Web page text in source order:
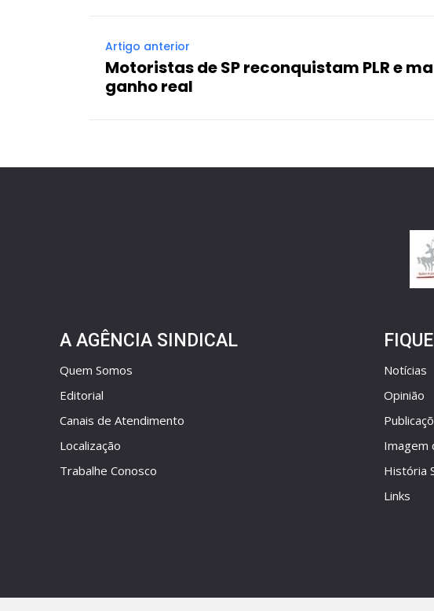
Artigo anterior
Motoristas de SP reconquistam PLR e
ganho real
A AGÊNCIA SINDICAL
Quem Somos
Editorial
Canais de Atendimento
Localização
Trabalhe Conosco
Notícias
Opinião
Imagem
História
Links